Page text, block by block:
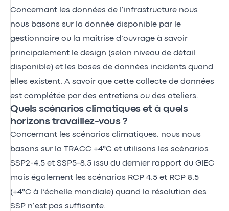
Concernant les données de l’infrastructure nous
nous basons sur la donnée disponible par le
gestionnaire ou la maîtrise d’ouvrage à savoir
principalement le design (selon niveau de détail
disponible) et les bases de données incidents quand
elles existent. A savoir que cette collecte de données
est complétée par des entretiens ou des ateliers.
Quels scénarios climatiques et à quels
horizons travaillez-vous ?
Concernant les scénarios climatiques, nous nous
basons sur la TRACC +4°C et utilisons les scénarios
SSP2-4.5 et SSP5-8.5 issu du dernier rapport du GIEC
mais également les scénarios RCP 4.5 et RCP 8.5
(+4°C à l’échelle mondiale) quand la résolution des
SSP n’est pas suffisante.